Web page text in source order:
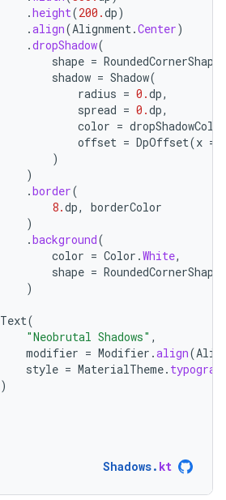
.height(200.dp)
.align(Alignment.Center)
.dropShadow(
shape = RoundedCornerShape
shadow = Shadow(
radius = 0.dp,
spread = 0.dp,
color = dropShadowColor
offset = DpOffset(x =
)
)
.border(
8.dp,
borderColor
)
.background(
color = Color .White,
shape = RoundedCornerShape
)
Text(
"Neobrutal Shadows" ,
modifier = Modifier .align(
style = MaterialTheme.
)
Shadows. kt